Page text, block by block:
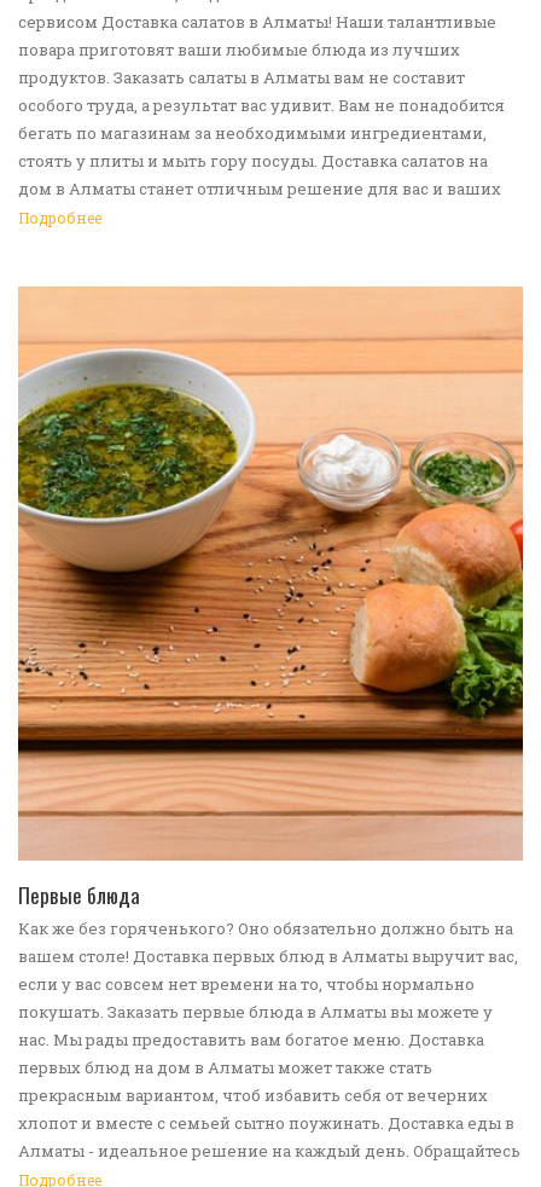
сервисом Доставка салатов в Алматы! Наши талантливые
повара приготовят ваши любимые блюда из лучших
продуктов. Заказать салаты в Алматы вам не составит
особого труда, а результат вас удивит. Вам не понадобится
бегать по магазинам за необходимыми ингредиентами,
стоять у плиты и мыть гору посуды. Доставка салатов на
дом в Алматы станет отличным решение для вас и ваших
родных, друзей. Ведь мы сами берем все хлопоты в свои
Подробнее
Первые блюда
Как же без горяченького? Оно обязательно должно быть на
вашем столе! Доставка первых блюд в Алматы выручит вас,
если у вас совсем нет времени на то, чтобы нормально
покушать. Заказать первые блюда в Алматы вы можете у
нас. Мы рады предоставить вам богатое меню. Доставка
первых блюд на дом в Алматы может также стать
прекрасным вариантом, чтоб избавить себя от вечерних
хлопот и вместе с семьей сытно поужинать. Доставка еды в
Алматы - идеальное решение на каждый день. Обращайтесь
к нам!
Подробнее